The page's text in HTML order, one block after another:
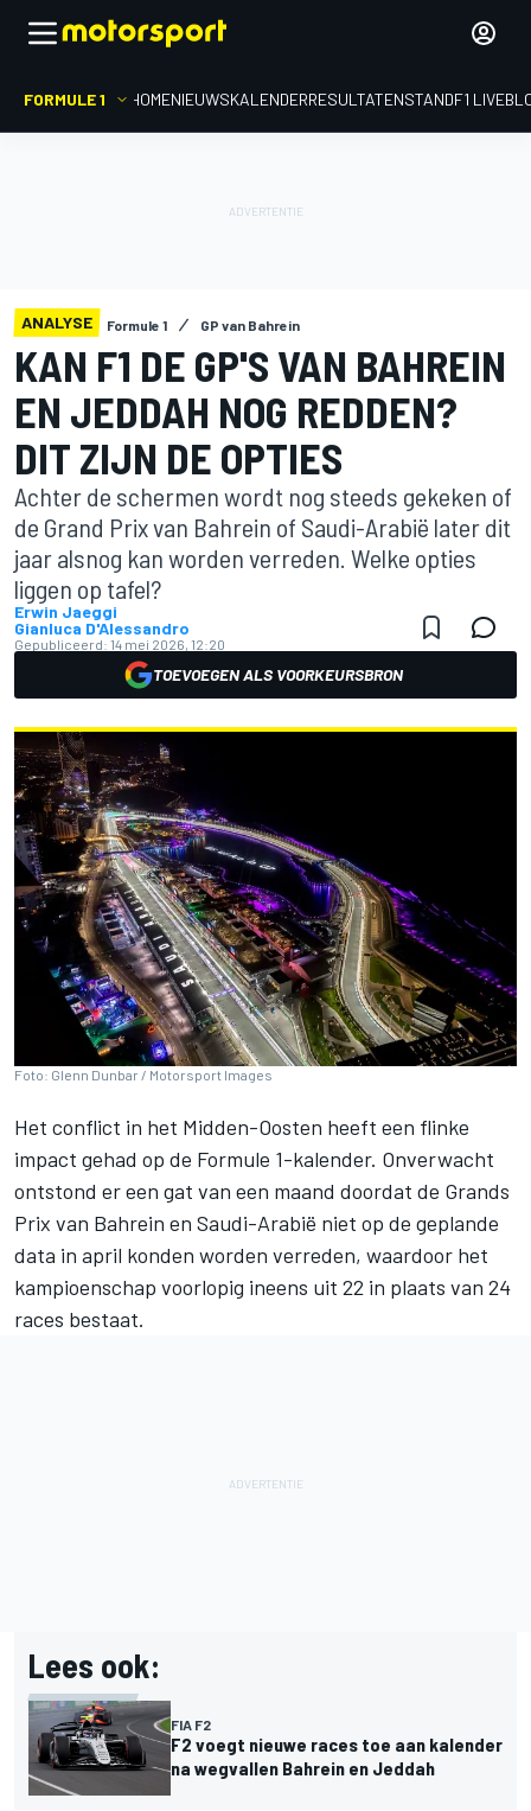
FORMULE 1 HOMENIEUWSKALENDERRESULTATENSTANDF1
ANALYSE Formule 1 GP van Bahrein
KAN F1 DE GP'S VAN BAHREIN
EN JEDDAH NOG REDDEN?
DIT ZIJN DE OPTIES
Achter de schermen wordt nog steeds gekeken of
de Grand Prix van Bahrein of Saudi-Arabië later dit
jaar alsnog kan worden verreden. Welke opties
liggen op tafel?
Erwin Jaeggi
Gianluca D'Alessandro
Gepubliceerd: 14 mei 2026, 12:20
TOEVOEGEN ALS VOORKEURSBRON
Foto: Glenn Dunbar / Motorsport Images
Het conflict in het Midden-Oosten heeft een flinke
impact gehad op de Formule 1-kalender. Onverwacht
ontstond er een gat van een maand doordat de Grands
Prix van Bahrein en Saudi-Arabië niet op de geplande
data in april konden worden verreden, waardoor het
kampioenschap voorlopig ineens uit 22 in plaats van 24
races bestaat.
Lees ook:
FIA F2
F2 voegt nieuwe races toe aan kalender
na wegvallen Bahrein en Jeddah